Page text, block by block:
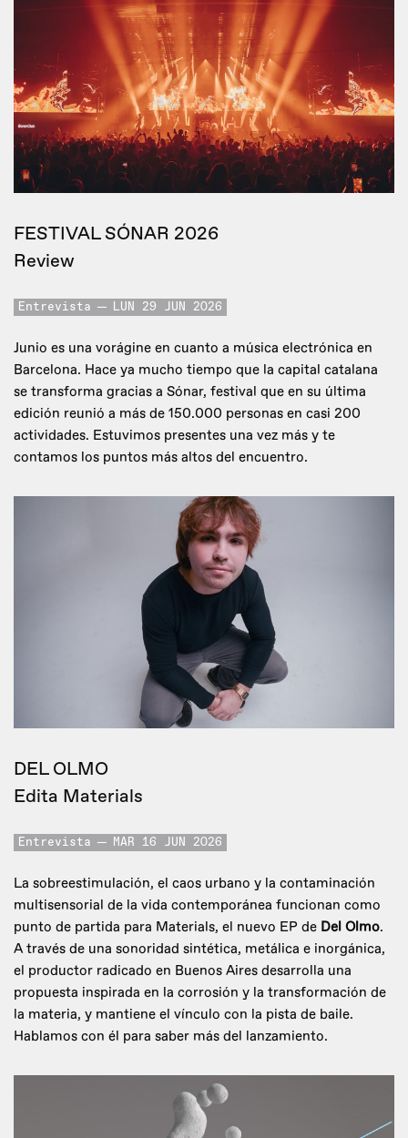
FESTIVAL SÓNAR 2026
Review
Entrevista LUN 29 JUN 2026
Junio es una vorágine en cuanto a música electrónica en
Barcelona. Hace ya mucho tiempo que la capital catalana
se transforma gracias a Sónar, festival que en su última
edición reunió a más de 150.000 personas en casi 200
actividades. Estuvimos presentes una vez más y te
contamos los puntos más altos del encuentro.
DEL OLMO
Edita Materials
Entrevista MAR 16 JUN 2026
La sobreestimulación, el caos urbano y la contaminación
multisensorial de la vida contemporánea funcionan como
punto de partida para Materials, el nuevo EP de Del Olmo.
A través de una sonoridad sintética, metálica e inorgánica,
el productor radicado en Buenos Aires desarrolla una
propuesta inspirada en la corrosión y la transformación de
la materia, y mantiene el vínculo con la pista de baile.
Hablamos con él para saber más del lanzamiento.